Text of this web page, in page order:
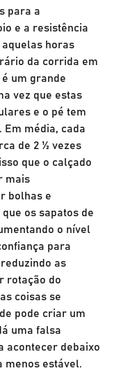
para a
e a resistência
horas
da corrida em
um grande
vez que estas
e o pé tem
média, cada
de 2 ½ vezes
que o calçado
mais
bolhas e
os sapatos de
o nível
para
as
rotação do
coisas se
pode criar um
uma falsa
acontecer debaixo
menos estável.